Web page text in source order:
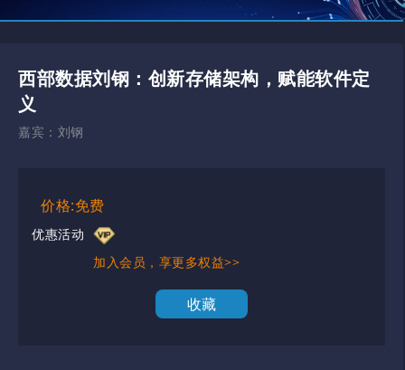
西部数据刘钢：创新存储架构，赋能软件定
义
嘉宾： 刘钢
价格:免费
优惠活动
加入会员，享更多权益>>
收藏